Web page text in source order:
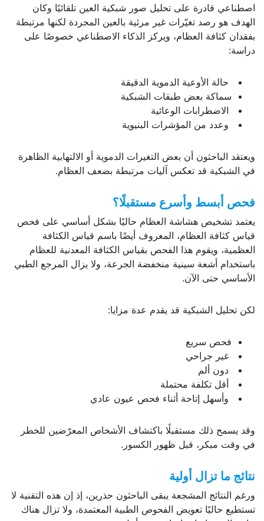
اصطناعي قادرة على تحليل صور شبكية العين تلقائيًا وكان
الهدف هو رصد تغيّرات غير مرئية بالعين المجردة لكنها مرتبطة
بفقدان كثافة العظام، ويركز الذكاء الاصطناعي خصوصًا على
دراسة:
حالة الأوعية الدموية الدقيقة
سماكة بعض طبقات الشبكية
الاضطرابات الوعائية
وعدد من المؤشرات البنيوية
ويعتقد الباحثون أن بعض التغيرات الدموية أو الالتهابية الظاهرة
في الشبكية قد تعكس آليات مرتبطة بضعف العظام.
فحص أبسط وأسرع مستقبلًا؟
يعتمد تشخيص هشاشة العظام حاليًا بشكل أساسي على فحص
قياس كثافة العظام، المعروف أيضًا باسم قياس الكثافة
العظمية، ويقوم هذا الفحص بقياس الكثافة المعدنية للعظام
باستخدام أشعة سينية منخفضة الجرعة، ولا يزال المرجع الطبي
الأساسي حتى الآن.
لكن تحليل الشبكية قد يقدم عدة مزايا:
فحص سريع
غير جراحي
دون ألم
أقل تكلفة محتملة
وأسهل إتاحة أثناء فحص عيون عادي
وقد يسمح ذلك مستقبلًا باكتشاف الأشخاص المعرّضين للخطر
في وقت مبكر، قبل ظهور الكسور.
نتائج ما تزال أولية
ورغم النتائج المشجعة يبقى الباحثون حذرين، إذ إن هذه التقنية لا
تستطيع حاليًا تعويض الفحوص الطبية المعتمدة، ولا تزال هناك